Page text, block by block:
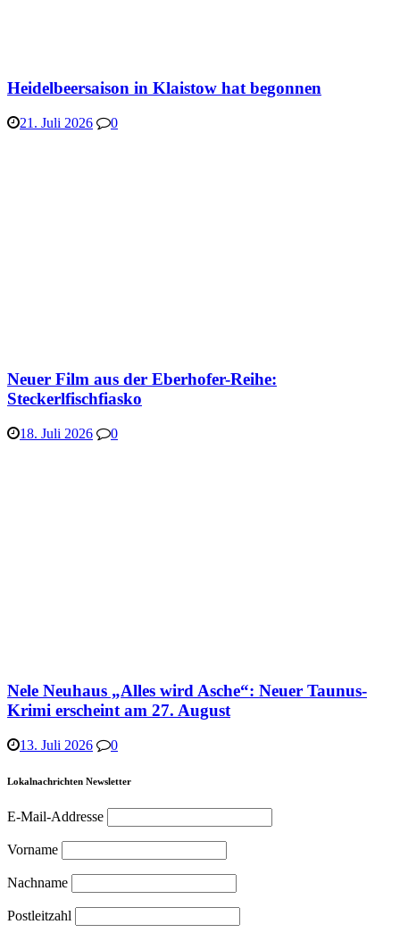
Heidelbeersaison in Klaistow hat begonnen
21. Juli 2026 0
Neuer Film aus der Eberhofer-Reihe:
Steckerlfischfiasko
18. Juli 2026 0
Nele Neuhaus „Alles wird Asche“: Neuer Taunus-
Krimi erscheint am 27. August
13. Juli 2026 0
Lokalnachrichten Newsletter
E-Mail-Addresse
Vorname
Nachname
Postleitzahl